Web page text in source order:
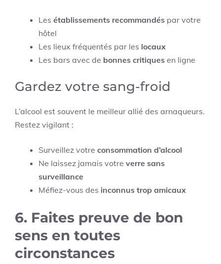
Les établissements recommandés par votre
hôtel
Les lieux fréquentés par les locaux
Les bars avec de bonnes critiques en ligne
Gardez votre sang-froid
L’alcool est souvent le meilleur allié des arnaqueurs.
Restez vigilant :
Surveillez votre consommation d’alcool
Ne laissez jamais votre verre sans
surveillance
Méfiez-vous des inconnus trop amicaux
6. Faites preuve de bon
sens en toutes
circonstances